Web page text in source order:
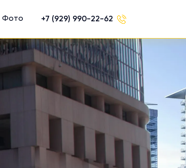
Фото +7 (929) 990-22-62